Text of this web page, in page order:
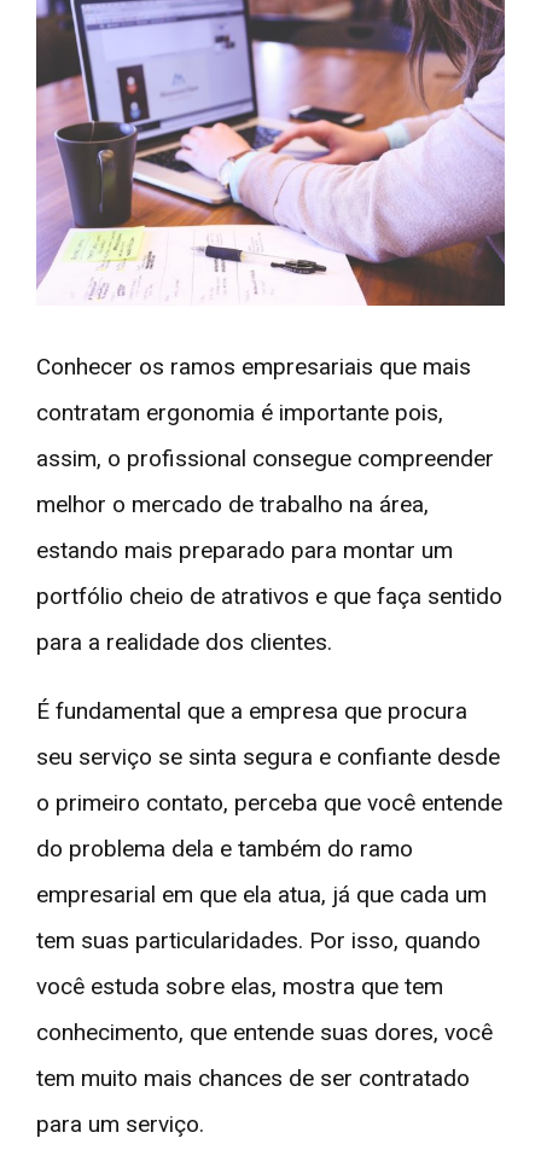
Conhecer os ramos empresariais que mais
contratam ergonomia é importante pois,
assim, o profissional consegue compreender
melhor o mercado de trabalho na área,
estando mais preparado para montar um
portfólio cheio de atrativos e que faça sentido
para a realidade dos clientes.
É fundamental que a empresa que procura
seu serviço se sinta segura e confiante desde
o primeiro contato, perceba que você entende
do problema dela e também do ramo
empresarial em que ela atua, já que cada um
tem suas particularidades. Por isso, quando
você estuda sobre elas, mostra que tem
conhecimento, que entende suas dores, você
tem muito mais chances de ser contratado
para um serviço.